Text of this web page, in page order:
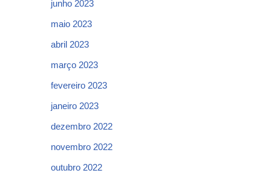
junho 2023
maio 2023
abril 2023
março 2023
fevereiro 2023
janeiro 2023
dezembro 2022
novembro 2022
outubro 2022